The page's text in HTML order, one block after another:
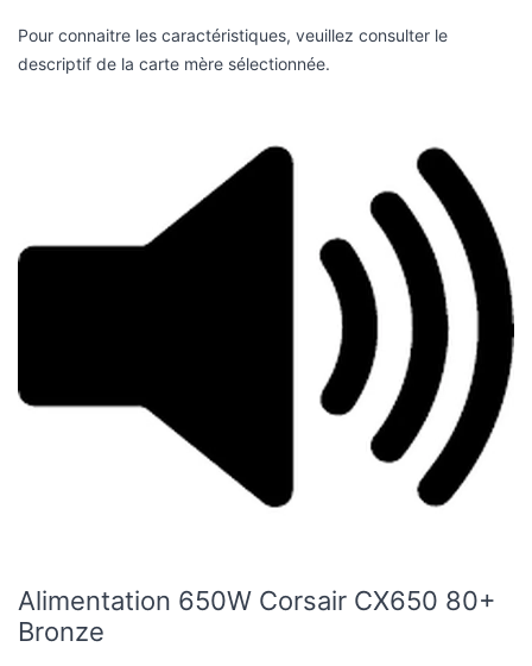
Pour connaitre les caractéristiques, veuillez consulter le
descriptif de la carte mère sélectionnée.
Alimentation 650W Corsair CX650 80+
Bronze